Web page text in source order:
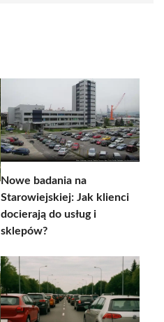
Nowe badania na
Starowiejskiej: Jak klienci
docierają do usług i
sklepów?